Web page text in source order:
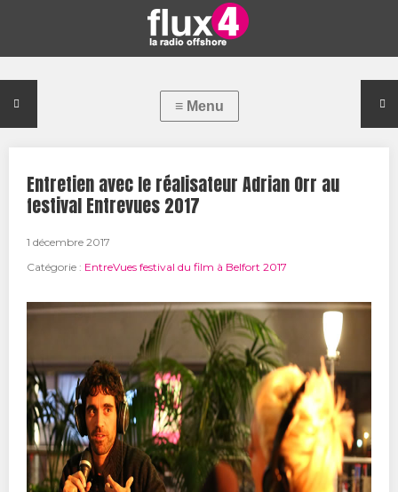
Entretien avec le réalisateur Adrian Orr au
festival Entrevues 2017
1 décembre 2017
Catégorie : EntreVues festival du film à Belfort 2017